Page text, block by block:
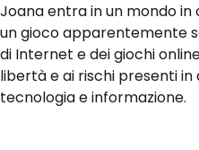
Joana entra in un mondo
un gioco apparentemente
di Internet e dei giochi
libertà e ai rischi presenti
tecnologia e informazione.